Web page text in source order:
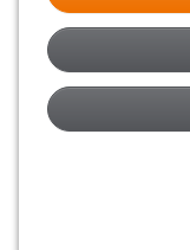
Erstellungsdatum
Alter